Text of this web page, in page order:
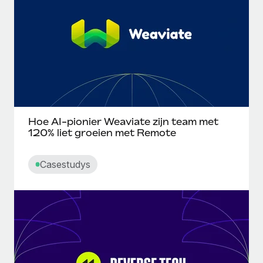
Ingewikkelde HR-taken eenvoudig uitbesteden
INFRASTRUCTUUR
Remote Embedded
Platform
Verbinden Nieuw
AI-tools koppelen aan Remote met onze MCP
Integraties
Processen stroomlijnen met essentiële zakelijke tools
Mid-market
Teams uitbreiden met HR solutions op maat
Global HR voor grote bedrijven
WERK MET ONS SAMEN
Strategische technologiepartners
Integreer global HR flexibel in je platform
Een partner worden
Ontdek valuta-opties en betaalsnelheden voor
internationale zzp'ers
LEREN MET REMOTE
Onderzoek en gidsen
Casestudy's
Checklists en templates
Bibliotheek met functiebeschrijvingen
Webinars
Evenementen
Español
Italiano
Português (Portugal)
日本語
한국어
中文（简体）
Inloggen
Hoe AI-pionier Weaviate zijn team met
120% liet groeien met Remote
Casestudys